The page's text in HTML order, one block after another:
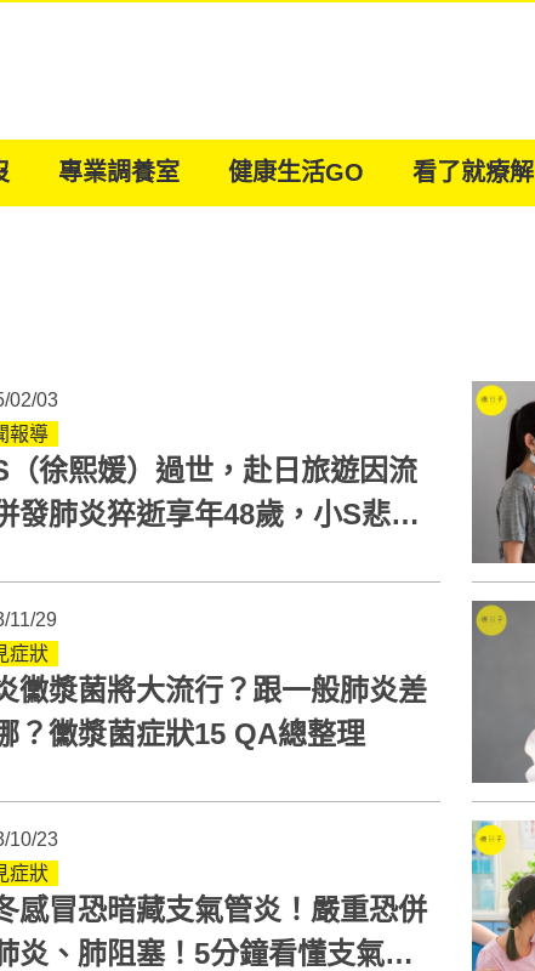
專業調養室 健康生活GO 看了就療解
02/03
報導
（徐熙媛）過世，赴日旅遊因流
發肺炎猝逝享年48歲，小S悲痛
11/29
症狀
黴漿菌將大流行？跟一般肺炎差
？黴漿菌症狀15 QA總整理
10/23
症狀
感冒恐暗藏支氣管炎！嚴重恐併
炎、肺阻塞！5分鐘看懂支氣管